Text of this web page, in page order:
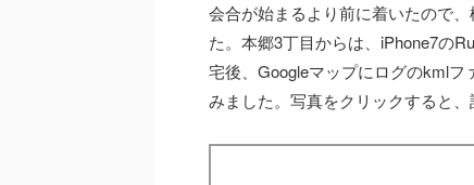
会合が始まるより前に着いたので
た。本郷3丁目からは、iPhone7の
宅後、Googleマップにログのkml
みました。写真をクリックすると、